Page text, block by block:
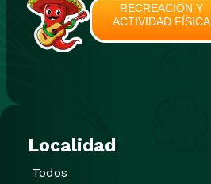
Localidad
Todos
RECREACIÓN Y
ACTIVIDAD FÍSICA